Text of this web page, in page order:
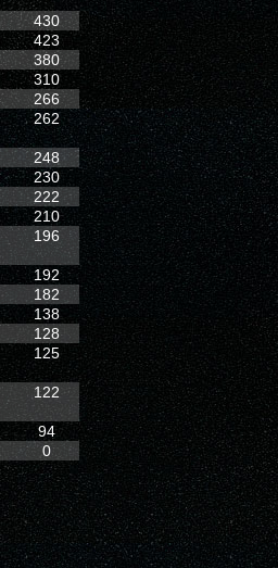
430
423
380
310
266
262
248
230
222
210
196
192
182
138
128
125
122
94
0